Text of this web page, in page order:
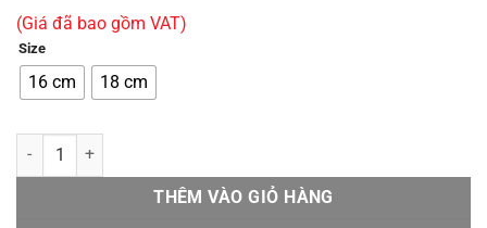
(Giá đã bao gồm VAT)
Size
16 cm 18 cm
bánh kem nến hpbd số lượng
THÊM VÀO GIỎ HÀNG